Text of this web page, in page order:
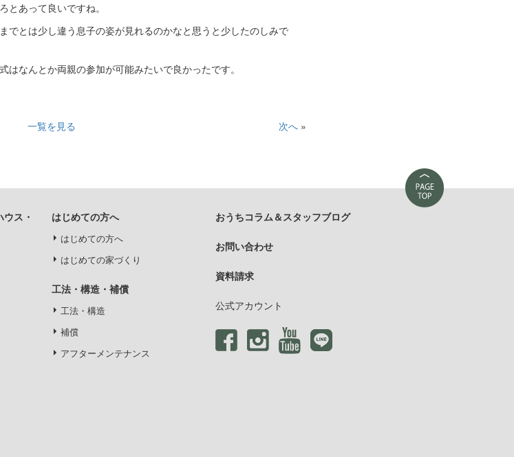
とあって良いですね。
でとは少し違う息子の姿が見れるのかなと思うと少したのしみで
なんとか両親の参加が可能みたいで良かったです。
一覧を見る 次へ »
ス・
はじめての方へ
はじめての方へ
はじめての家づくり
工法・構造・補償
工法・構造
補償
アフターメンテナンス
おうちコラム＆スタッフブログ
お問い合わせ
資料請求
公式アカウント